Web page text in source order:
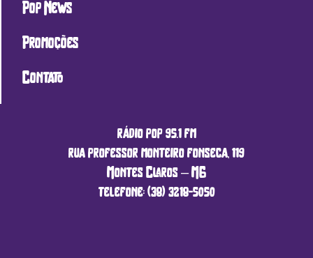
Pop News
Promoções
Contato
rádio pop 95.1 fm
rua professor monteiro fonseca, 119
Montes Claros – MG
telefone: (38) 3218-5050